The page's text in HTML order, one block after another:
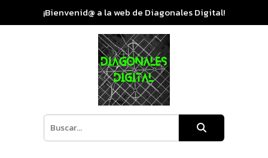
¡Bienvenid@ a la web de Diagonales Digital!